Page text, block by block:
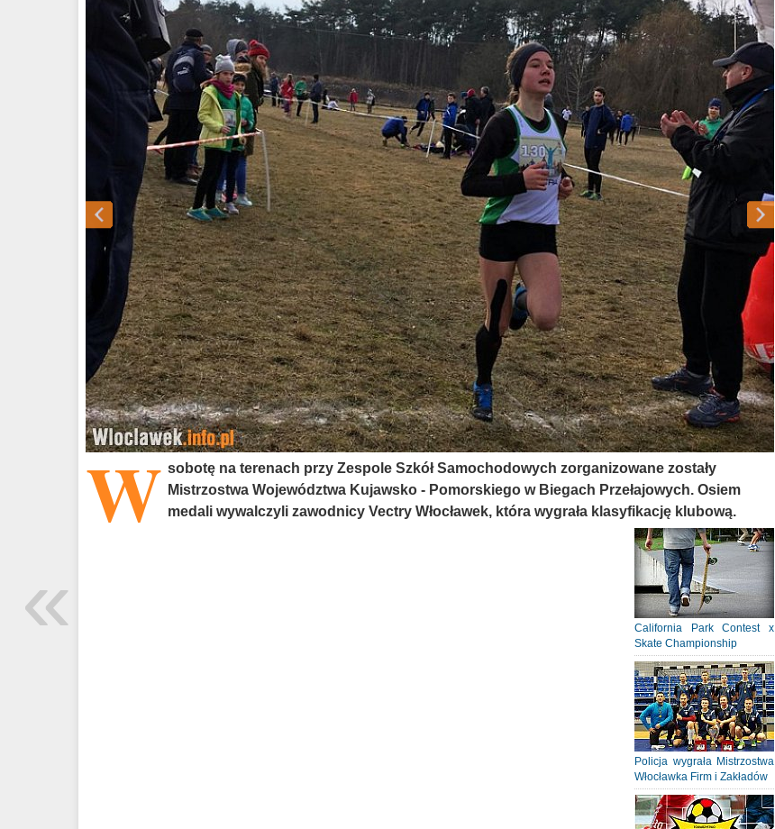
W sobotę na terenach przy Zespole Szkół Samochodowych zorganizowane zostały
Mistrzostwa Województwa Kujawsko - Pomorskiego w Biegach Przełajowych. Osiem
medali wywalczyli zawodnicy Vectry Włocławek, która wygrała klasyfikację klubową.
California Park Contest x
Skate Championship
Policja wygrała Mistrzostwa
Włocławka Firm i Zakładów
«